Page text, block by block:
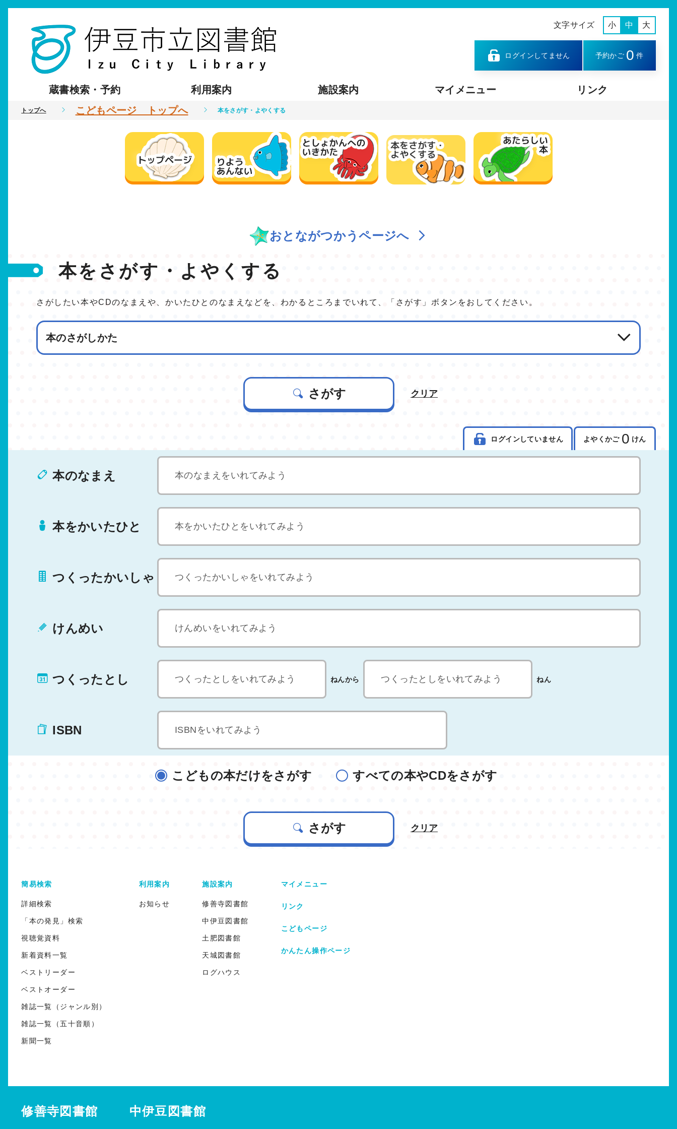
文字サイズ 小 中 大
ログインしてません 予約かご 0 件
蔵書検索・予約 利用案内 施設案内 マイメニュー リンク
トップへ こどもページ トップへ 本をさがす・よやくする
おとながつかうページへ
本をさがす・よやくする
さがしたい本やCDのなまえや、かいたひとのなまえなどを、わかるところまでいれて、「さがす」ボタンをおしてください。
本のさがしかた
さがす クリア
ログインしていません よやくかご 0 けん
本のなまえ
本をかいたひと
つくったかいしゃ
けんめい
つくったとし ねんから ねん
ISBN
こどもの本だけをさがす すべての本やCDをさがす
さがす クリア
簡易検索
詳細検索
「本の発見」検索
視聴覚資料
新着資料一覧
ベストリーダー
ベストオーダー
雑誌一覧（ジャンル別）
雑誌一覧（五十音順）
新聞一覧
利用案内
お知らせ
施設案内
修善寺図書館
中伊豆図書館
土肥図書館
天城図書館
ログハウス
マイメニュー
リンク
こどもページ
かんたん操作ページ
修善寺図書館 中伊豆図書館